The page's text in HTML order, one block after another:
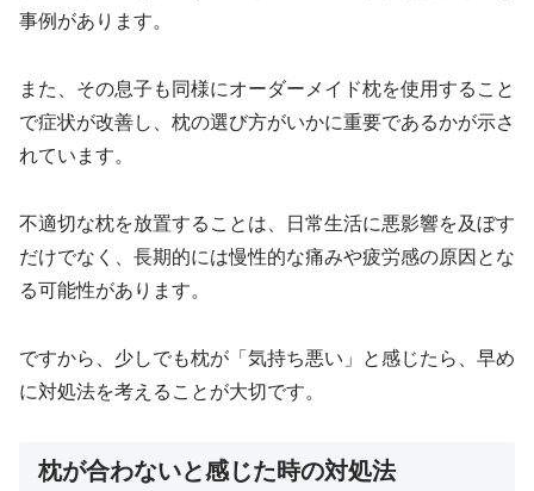
事例があります。
また、その息子も同様にオーダーメイド枕を使用すること
で症状が改善し、枕の選び方がいかに重要であるかが示さ
れています。
不適切な枕を放置することは、日常生活に悪影響を及ぼす
だけでなく、長期的には慢性的な痛みや疲労感の原因とな
る可能性があります。
ですから、少しでも枕が「気持ち悪い」と感じたら、早め
に対処法を考えることが大切です。
枕が合わないと感じた時の対処法